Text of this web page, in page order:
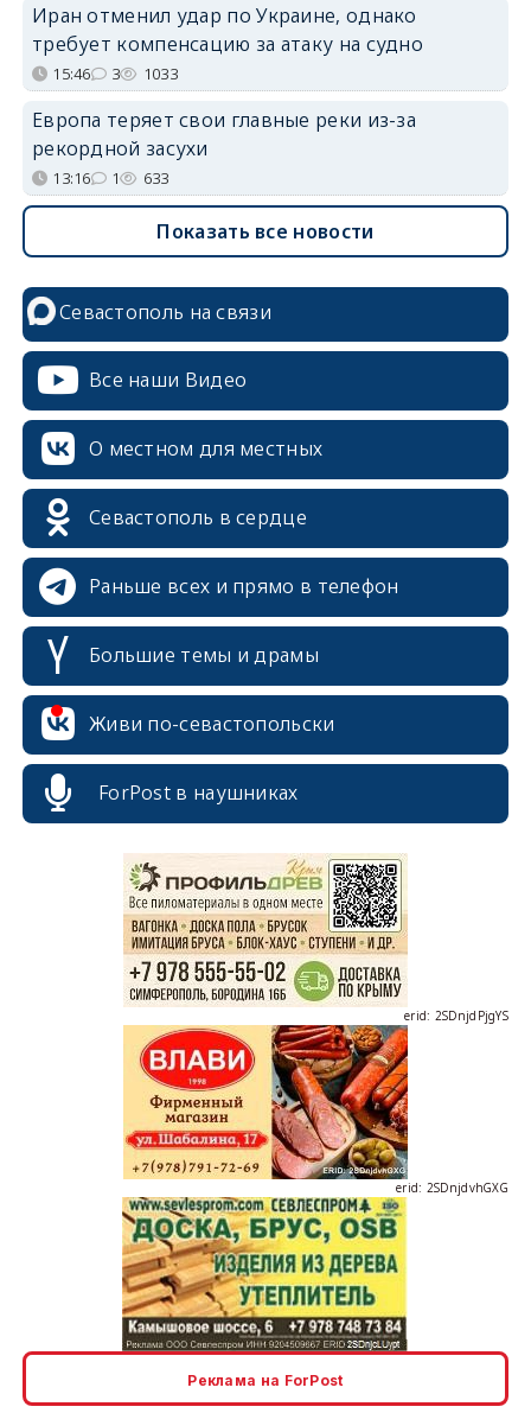
Иран отменил удар по Украине, однако
требует компенсацию за атаку на судно
15:46 3 1033
Европа теряет свои главные реки из-за
рекордной засухи
13:16 1 633
Показать все новости
Севастополь на связи
Все наши Видео
О местном для местных
Севастополь в сердце
Раньше всех и прямо в телефон
Большие темы и драмы
Живи по-севастопольски
ForPost в наушниках
erid: 2SDnjcrDNw6
erid: 2SDnjdvhGXG
erid: 2SDnjcLUypt
Реклама на ForPost